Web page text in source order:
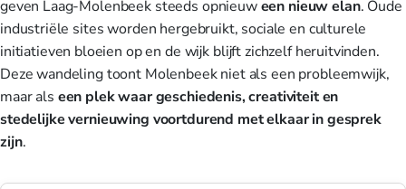
geven Laag-Molenbeek steeds opnieuween nieuw elan. Oude
industriële sites worden hergebruikt, sociale en culturele
initiatieven bloeien op en de wijk blijft zichzelf heruitvinden.
Deze wandeling toont Molenbeek niet als een probleemwijk,
maar als een plek waar geschiedenis, creativiteit en
stedelijke vernieuwing voortdurend met elkaar in gesprek
zijn.